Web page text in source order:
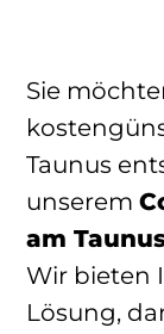
Sie
Taunus
unserem
am
Wir bieten
Lösung,